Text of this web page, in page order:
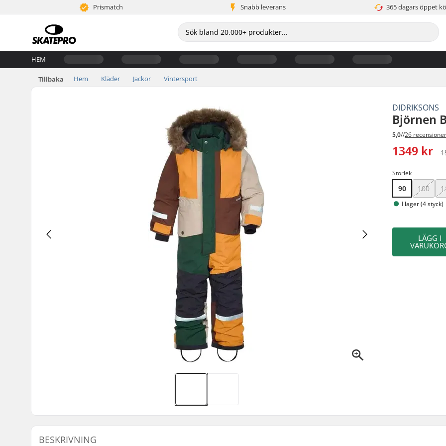
Prismatch Snabb leverans 365 dagars öppet
HEM
Tillbaka Hem Kläder Jackor Vintersport
DIDRIKSONS
Björnen
5,0//26
1349 kr
Storlek
90 100
I lager (4 styck)
LÄGG I
BESKRIVNING